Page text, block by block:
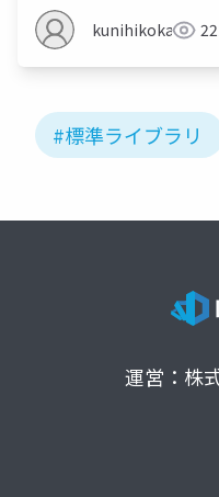
kunihikokaneko
#標準ライブラリ
運営：株